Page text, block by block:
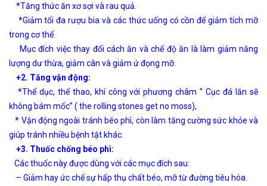
*Tăng thức ăn xơ sợi và rau quả.
*Giảm tối đa rượu bia và các thức uống có cồn để giảm tích mỡ
trong cơ thể.
Mục đích việc thay đổi cách ăn và chế độ ăn là làm giảm năng
lượng dư thừa, giảm cân và giảm ứ đọng mỡ.
+2. Tăng vận động:
*Thể dục, thể thao, khí công với phương châm ” Cục đá lăn sẽ
không bám mốc” ( the rolling stones get no moss),
* Vận động ngoài tránh béo phì, còn làm tăng cường sức khỏe và
giúp tránh nhiều bệnh tật khác.
+3. Thuốc chống béo phì:
Các thuốc này được dùng với các mục đích sau:
– Giảm hay ức chế sự hấp thụ chất béo, mỡ từ đường tiêu hóa.